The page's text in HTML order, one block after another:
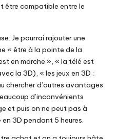
être compatible entre le
Je pourrai rajouter une
« être à la pointe de la
en marche », « la télé est
la 3D), « les jeux en 3D :
chercher d’autres avantages
d’inconvénients
et puis on ne peut pas à
en 3D pendant 5 heures.